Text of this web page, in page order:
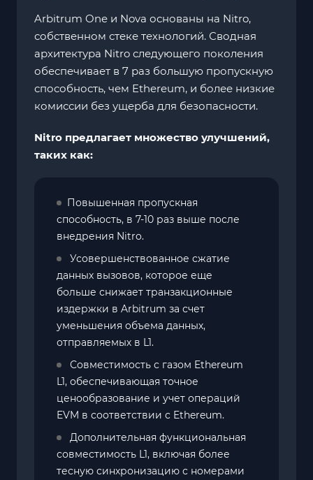
Arbitrum One и Nova основаны на Nitro,
собственном стеке технологий. Сводная
архитектура Nitro следующего поколения
обеспечивает в 7 раз большую пропускную
способность, чем Ethereum, и более низкие
комиссии без ущерба для безопасности.
Nitro предлагает множество улучшений,
таких как:
Повышенная пропускная
способность, в 7-10 раз выше после
внедрения Nitro.
Усовершенствованное сжатие
данных вызовов, которое еще
больше снижает транзакционные
издержки в Arbitrum за счет
уменьшения объема данных,
отправляемых в L1.
Совместимость с газом Ethereum
L1, обеспечивающая точное
ценообразование и учет операций
EVM в соответствии с Ethereum.
Дополнительная функциональная
совместимость L1, включая более
тесную синхронизацию с номерами